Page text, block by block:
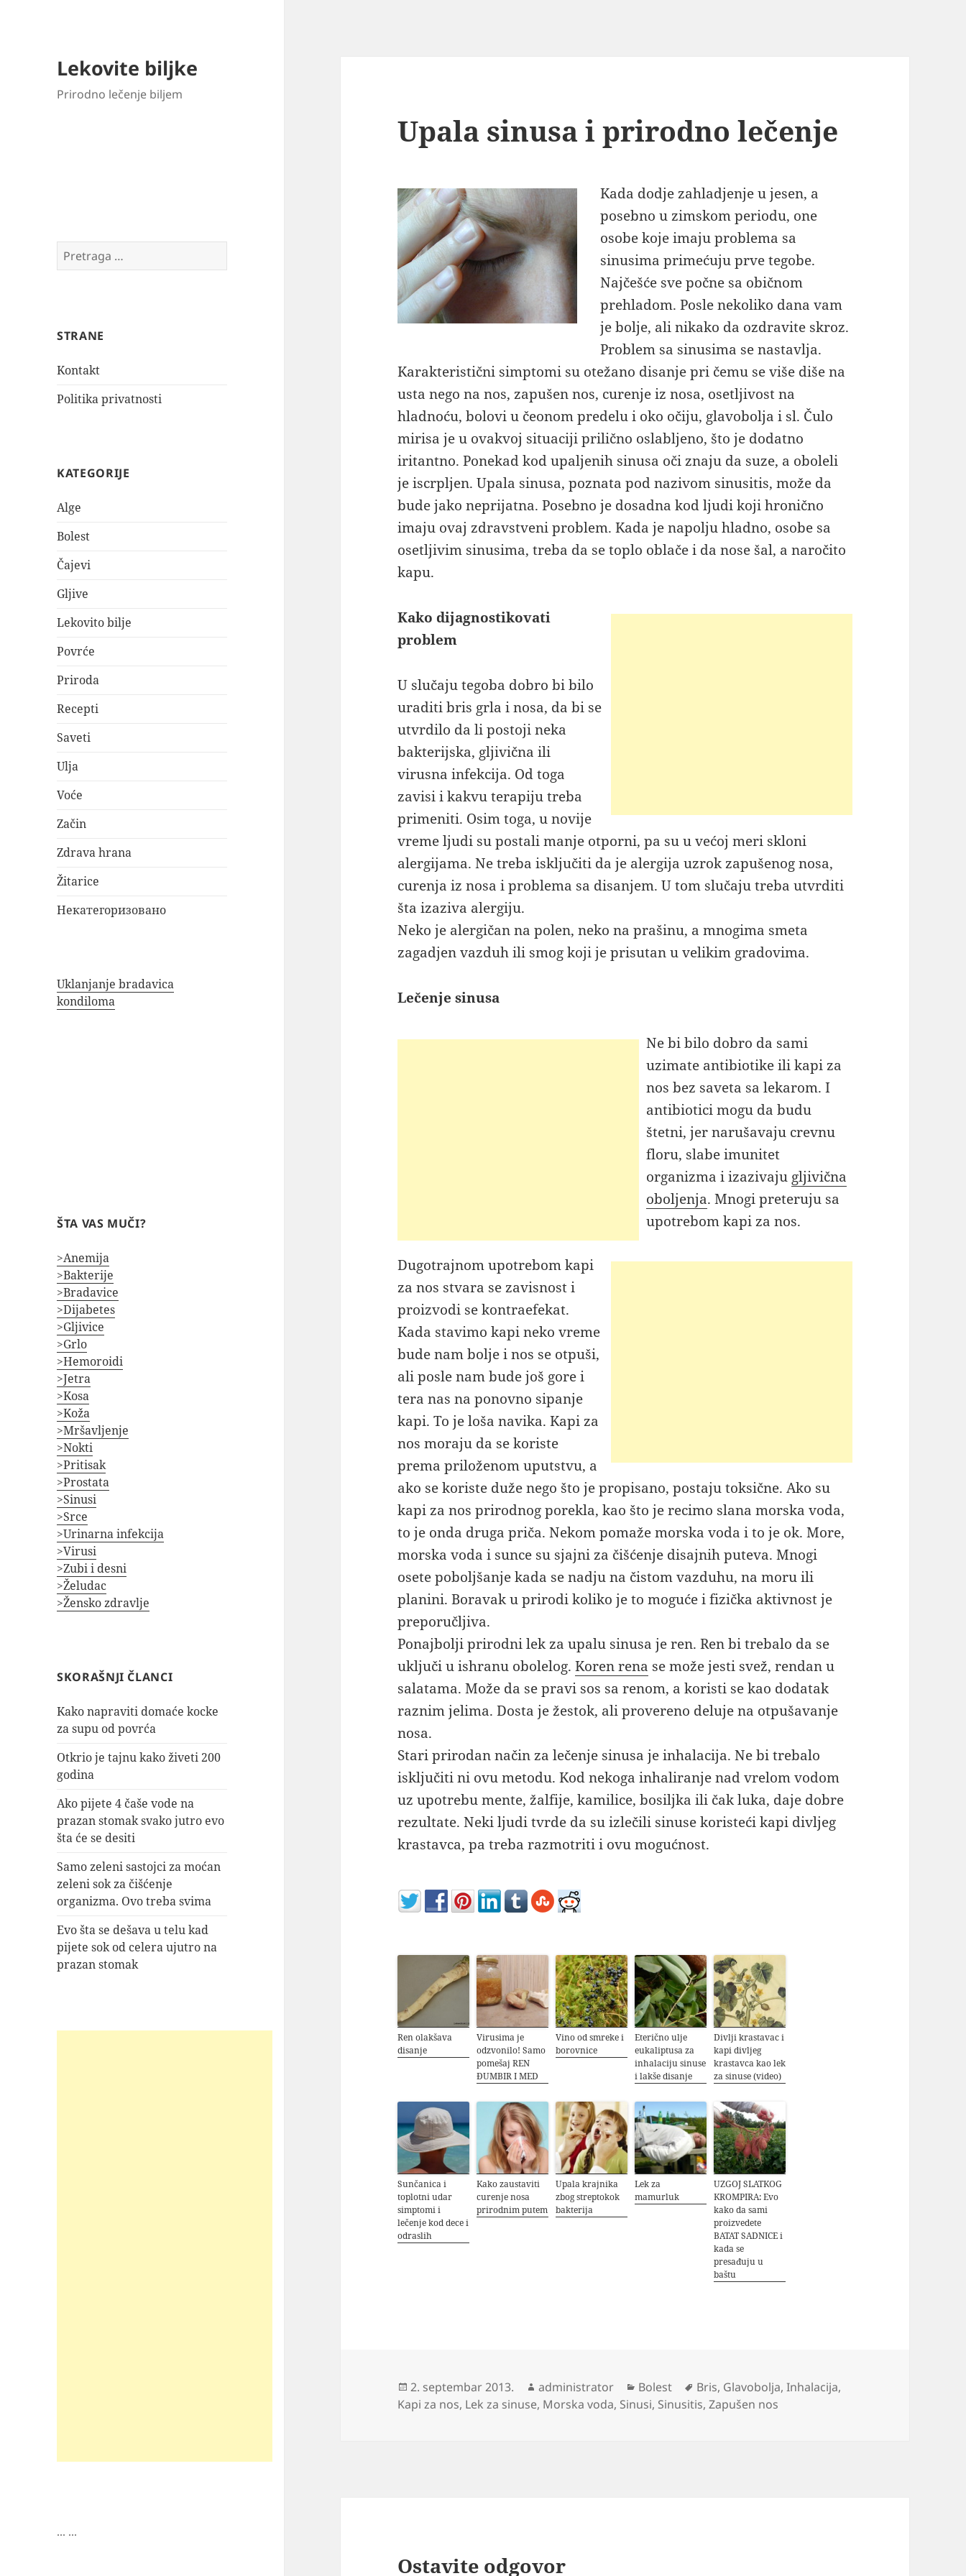
Lekovite biljke
Prirodno lečenje biljem
Pretraga
za:
STRANE
Kontakt
Politika privatnosti
KATEGORIJE
Alge
Bolest
Čajevi
Gljive
Lekovito bilje
Povrće
Priroda
Recepti
Saveti
Ulja
Voće
Začin
Zdrava hrana
Žitarice
Некатегоризовано
Uklanjanje bradavica
kondiloma
ŠTA VAS MUČI?
>Anemija
>Bakterije
>Bradavice
>Dijabetes
>Gljivice
>Grlo
>Hemoroidi
>Jetra
>Kosa
>Koža
>Mršavljenje
>Nokti
>Pritisak
>Prostata
>Sinusi
>Srce
>Urinarna infekcija
>Virusi
>Zubi i desni
>Želudac
>Žensko zdravlje
SKORAŠNJI ČLANCI
Kako napraviti domaće kocke
za supu od povrća
Otkrio je tajnu kako živeti 200
godina
Ako pijete 4 čaše vode na
prazan stomak svako jutro evo
šta će se desiti
Samo zeleni sastojci za moćan
zeleni sok za čišćenje
organizma. Ovo treba svima
Evo šta se dešava u telu kad
pijete sok od celera ujutro na
prazan stomak
... ...
Upala sinusa i prirodno lečenje
Kada dodje zahladjenje u jesen, a
posebno u zimskom periodu, one
osobe koje imaju problema sa
sinusima primećuju prve tegobe.
Najčešće sve počne sa običnom
prehladom. Posle nekoliko dana vam
je bolje, ali nikako da ozdravite skroz.
Problem sa sinusima se nastavlja.
Karakteristični simptomi su otežano disanje pri čemu se više diše na
usta nego na nos, zapušen nos, curenje iz nosa, osetljivost na
hladnoću, bolovi u čeonom predelu i oko očiju, glavobolja i sl. Čulo
mirisa je u ovakvoj situaciji prilično oslabljeno, što je dodatno
iritantno. Ponekad kod upaljenih sinusa oči znaju da suze, a oboleli
je iscrpljen. Upala sinusa, poznata pod nazivom sinusitis, može da
bude jako neprijatna. Posebno je dosadna kod ljudi koji hronično
imaju ovaj zdravstveni problem. Kada je napolju hladno, osobe sa
osetljivim sinusima, treba da se toplo oblače i da nose šal, a naročito
kapu.
Kako dijagnostikovati
problem
U slučaju tegoba dobro bi bilo
uraditi bris grla i nosa, da bi se
utvrdilo da li postoji neka
bakterijska, gljivična ili
virusna infekcija. Od toga
zavisi i kakvu terapiju treba
primeniti. Osim toga, u novije
vreme ljudi su postali manje otporni, pa su u većoj meri skloni
alergijama. Ne treba isključiti da je alergija uzrok zapušenog nosa,
curenja iz nosa i problema sa disanjem. U tom slučaju treba utvrditi
šta izaziva alergiju.
Neko je alergičan na polen, neko na prašinu, a mnogima smeta
zagadjen vazduh ili smog koji je prisutan u velikim gradovima.
Lečenje sinusa
Ne bi bilo dobro da sami
uzimate antibiotike ili kapi za
nos bez saveta sa lekarom. I
antibiotici mogu da budu
štetni, jer narušavaju crevnu
floru, slabe imunitet
organizma i izazivaju gljivična
oboljenja. Mnogi preteruju sa
upotrebom kapi za nos.
Dugotrajnom upotrebom kapi
za nos stvara se zavisnost i
proizvodi se kontraefekat.
Kada stavimo kapi neko vreme
bude nam bolje i nos se otpuši,
ali posle nam bude još gore i
tera nas na ponovno sipanje
kapi. To je loša navika. Kapi za
nos moraju da se koriste
prema priloženom uputstvu, a
ako se koriste duže nego što je propisano, postaju toksične. Ako su
kapi za nos prirodnog porekla, kao što je recimo slana morska voda,
to je onda druga priča. Nekom pomaže morska voda i to je ok. More,
morska voda i sunce su sjajni za čišćenje disajnih puteva. Mnogi
osete poboljšanje kada se nadju na čistom vazduhu, na moru ili
planini. Boravak u prirodi koliko je to moguće i fizička aktivnost je
preporučljiva.
Ponajbolji prirodni lek za upalu sinusa je ren. Ren bi trebalo da se
uključi u ishranu obolelog.Koren rena se može jesti svež, rendan u
salatama. Može da se pravi sos sa renom, a koristi se kao dodatak
raznim jelima. Dosta je žestok, ali provereno deluje na otpušavanje
nosa.
Stari prirodan način za lečenje sinusa je inhalacija. Ne bi trebalo
isključiti ni ovu metodu. Kod nekoga inhaliranje nad vrelom vodom
uz upotrebu mente, žalfije, kamilice, bosiljka ili čak luka, daje dobre
rezultate. Neki ljudi tvrde da su izlečili sinuse koristeći kapi divljeg
krastavca, pa treba razmotriti i ovu mogućnost.
Ren olakšava
disanje
Virusima je
odzvonilo! Samo
pomešaj REN
ĐUMBIR I MED
Vino od smreke i
borovnice
Eterično ulje
eukaliptusa za
inhalaciju sinuse
i lakše disanje
Divlji krastavac i
kapi divljeg
krastavca kao lek
za sinuse (video)
Sunčanica i
toplotni udar
simptomi i
lečenje kod dece i
odraslih
Kako zaustaviti
curenje nosa
prirodnim putem
Upala krajnika
zbog streptokok
bakterija
Lek za
mamurluk
UZGOJ SLATKOG
KROMPIRA: Evo
kako da sami
proizvedete
BATAT SADNICE i
kada se
presađuju u
baštu
Objavljeno
2. septembar 2013. Autor
administrator Kategorije
Bolest Oznake
Bris, Glavobolja,Inhalacija,
Kapi za nos, Lek za sinuse, Morska voda, Sinusi, Sinusitis,Zapušen nos
Ostavite odgovor